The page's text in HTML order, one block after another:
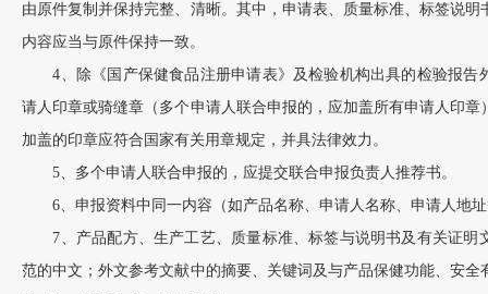
由原件复制并保持完整、清晰。其中，申请表、质量标准、标签说明
内容应当与原件保持一致。
4、除《国产保健食品注册申请表》及检验机构出具的检验报告
请人印章或骑缝章（多个申请人联合申报的，应加盖所有申请人印章
加盖的印章应符合国家有关用章规定，并具法律效力。
5、多个申请人联合申报的，应提交联合申报负责人推荐书。
6、申报资料中同一内容（如产品名称、申请人名称、申请人地址
7、产品配方、生产工艺、质量标准、标签与说明书及有关证明
范的中文；外文参考文献中的摘要、关键词及与产品保健功能、安全